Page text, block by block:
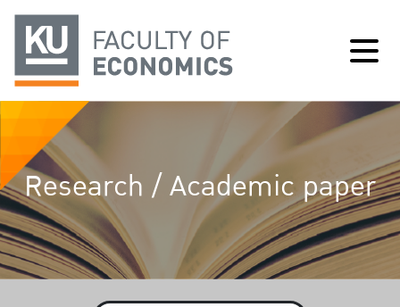
Research / Academic paper